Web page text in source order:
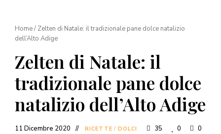
Home/ Zelten di Natale: il tradizionale pane dolce natalizio
dell’Alto Adige
Zelten di Natale: il
tradizionale pane dolce
natalizio dell’Alto Adige
11 Dicembre 2020 RICETTE / DOLCI 35 0 0